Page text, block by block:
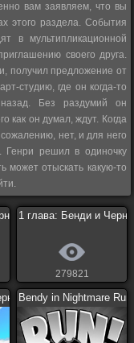
вам заявляем, что вы
этого раздела. События
в мультипликационной
своего друга.
получил предложение от
студию, где он когда-то
Без раздумий он
как он думал, ждут. Когда
нет, и для него
Генри решил в одиночку
может отыскать какую-то
Машина
1 глава: Бенди и
279821
Машина
Bendy in Nightmare Run